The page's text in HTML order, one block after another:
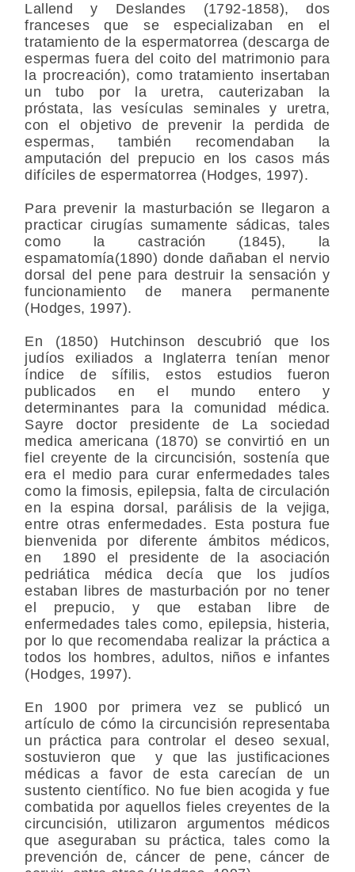
Lallend y Deslandes (1792-1858), dos
franceses que se especializaban en el
tratamiento de la espermatorrea (descarga de
espermas fuera del coito del matrimonio para
la procreación), como tratamiento insertaban
un tubo por la uretra, cauterizaban la
próstata, las vesículas seminales y uretra,
con el objetivo de prevenir la perdida de
espermas, también recomendaban la
amputación del prepucio en los casos más
difíciles de espermatorrea (Hodges, 1997).
Para prevenir la masturbación se llegaron a
practicar cirugías sumamente sádicas, tales
como la castración (1845), la
espamatomía(1890) donde dañaban el nervio
dorsal del pene para destruir la sensación y
funcionamiento de manera permanente
(Hodges, 1997).
En (1850) Hutchinson descubrió que los
judíos exiliados a Inglaterra tenían menor
índice de sífilis, estos estudios fueron
publicados en el mundo entero y
determinantes para la comunidad médica.
Sayre doctor presidente de La sociedad
medica americana (1870) se convirtió en un
fiel creyente de la circuncisión, sostenía que
era el medio para curar enfermedades tales
como la fimosis, epilepsia, falta de circulación
en la espina dorsal, parálisis de la vejiga,
entre otras enfermedades. Esta postura fue
bienvenida por diferente ámbitos médicos,
en 1890 el presidente de la asociación
pedriática médica decía que los judíos
estaban libres de masturbación por no tener
el prepucio, y que estaban libre de
enfermedades tales como, epilepsia, histeria,
por lo que recomendaba realizar la práctica a
todos los hombres, adultos, niños e infantes
(Hodges, 1997).
En 1900 por primera vez se publicó un
artículo de cómo la circuncisión representaba
un práctica para controlar el deseo sexual,
sostuvieron que y que las justificaciones
médicas a favor de esta carecían de un
sustento científico. No fue bien acogida y fue
combatida por aquellos fieles creyentes de la
circuncisión, utilizaron argumentos médicos
que aseguraban su práctica, tales como la
prevención de, cáncer de pene, cáncer de